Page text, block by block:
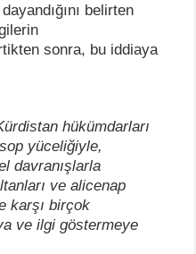
belirten
sonra, bu iddiaya
hükümdarları
yüceliğiyle,
davranışlarla
ve alicenap
karşı birçok
ve ilgi göstermeye